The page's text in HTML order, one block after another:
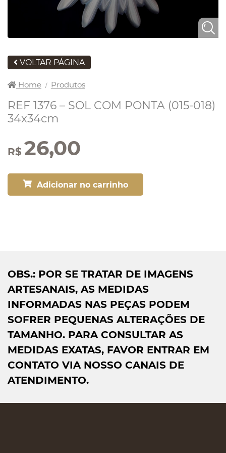
VOLTAR PÁGINA
Home / Produtos
REF 1376 – SOL COM PONTA (015-018)
34x34cm
R$ 26,00
Adicionar no carrinho
OBS.: POR SE TRATAR DE IMAGENS
ARTESANAIS, AS MEDIDAS
INFORMADAS NAS PEÇAS PODEM
SOFRER PEQUENAS ALTERAÇÕES DE
TAMANHO. PARA CONSULTAR AS
MEDIDAS EXATAS, FAVOR ENTRAR EM
CONTATO VIA NOSSO CANAIS DE
ATENDIMENTO.